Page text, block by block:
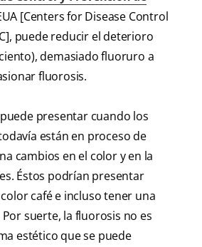
[Centers for Disease Control
puede reducir el deterioro
demasiado fluoruro a
fluorosis.
presentar cuando los
están en proceso de
cambios en el color y en la
Éstos podrían presentar
café e incluso tener una
suerte, la fluorosis no es
estético que se puede